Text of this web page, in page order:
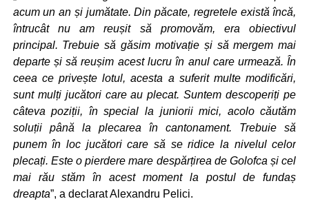
acum un an și jumătate. Din păcate, regretele există încă,
întrucât nu am reușit să promovăm, era obiectivul
principal. Trebuie să găsim motivație și să mergem mai
departe și să reușim acest lucru în anul care urmează. În
ceea ce privește lotul, acesta a suferit multe modificări,
sunt mulți jucători care au plecat. Suntem descoperiți pe
câteva poziții, în special la juniorii mici, acolo căutăm
soluții până la plecarea în cantonament. Trebuie să
punem în loc jucători care să se ridice la nivelul celor
plecați. Este o pierdere mare despărțirea de Golofca și cel
mai rău stăm în acest moment la postul de fundaș
dreapta”, a declarat Alexandru Pelici.